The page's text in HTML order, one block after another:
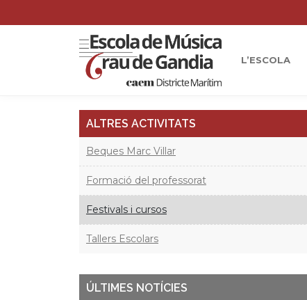
L’ESCOLA
ALTRES ACTIVITATS
Beques Marc Villar
Formació del professorat
Festivals i cursos
Tallers Escolars
ÚLTIMES NOTÍCIES